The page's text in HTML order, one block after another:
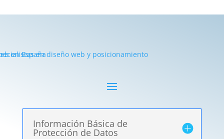
Información Básica de
Protección de Datos